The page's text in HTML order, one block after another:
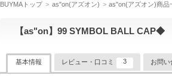
BUYMAトップ as"on(アズオン) as"on(アズオン)商品
【as"on】99 SYMBOL BALL CAP◆
基本情報 レビュー・口コミ 3 お問い